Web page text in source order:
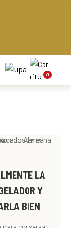
0
LA
Y
BIEN
para conservar